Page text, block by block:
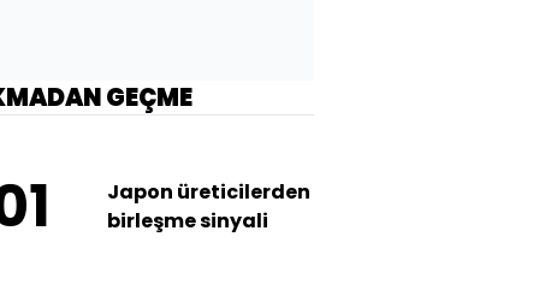
GEÇME
Japon üreticilerden
birleşme sinyali